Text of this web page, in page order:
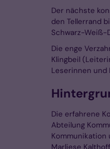
Der nächste
den Tellerrand
Schwarz-Weiß-
Die enge
Klingbeil
Leserinnen und
Die erfahrene
Abteilung
Kommunikation
Marliese